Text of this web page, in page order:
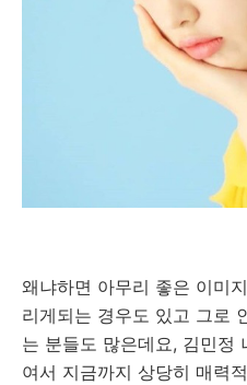
왜냐하면 아무리 좋은 이미
리게되는 경우도 있고 그로
는 분들도 많은데요, 김민정
여서 지금까지 상당히 매력